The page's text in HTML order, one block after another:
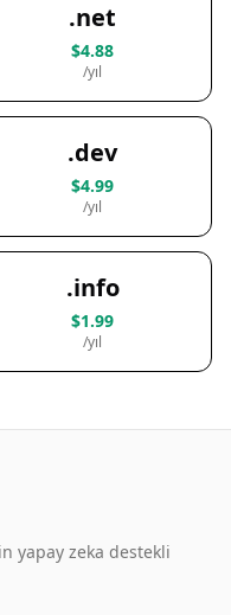
.net
$4.88
/yıl
.dev
$4.99
/yıl
.info
$1.99
/yıl
yapay zeka destekli